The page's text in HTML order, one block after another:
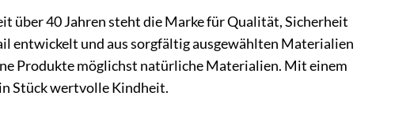
über 40 Jahren steht die Marke für Qualität, Sicherheit
entwickelt und aus sorgfältig ausgewählten Materialien
Produkte möglichst natürliche Materialien. Mit einem
Stück wertvolle Kindheit.